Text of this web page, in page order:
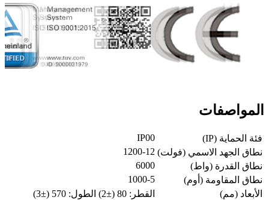
المواصفات
فئة الحماية (IP)
IP00
نطاق الجهد الاسمي (فولت) 1200-12
نطاق القدرة (واط)
6000
نطاق المقاومة (أوم)
1000-5
الأبعاد (مم)
القطر: 80 (±2) الطول: 570 (±3)